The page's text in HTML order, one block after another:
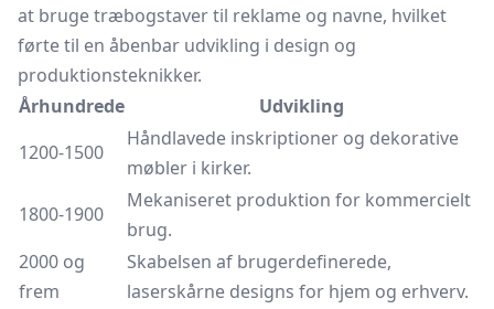
at bruge træbogstaver til reklame og navne, hvilket
førte til en åbenbar udvikling i design og
produktionsteknikker.
Århundrede
Udvikling
1200-1500
Håndlavede inskriptioner og dekorative
møbler i kirker.
1800-1900
Mekaniseret produktion for kommercielt
brug.
2000 og
frem
Skabelsen af brugerdefinerede,
laserskårne designs for hjem og erhverv.